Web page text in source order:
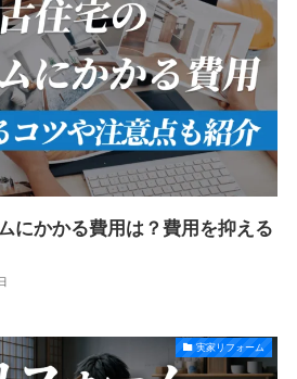
にかかる費用は？費用を抑える
実家リフォーム